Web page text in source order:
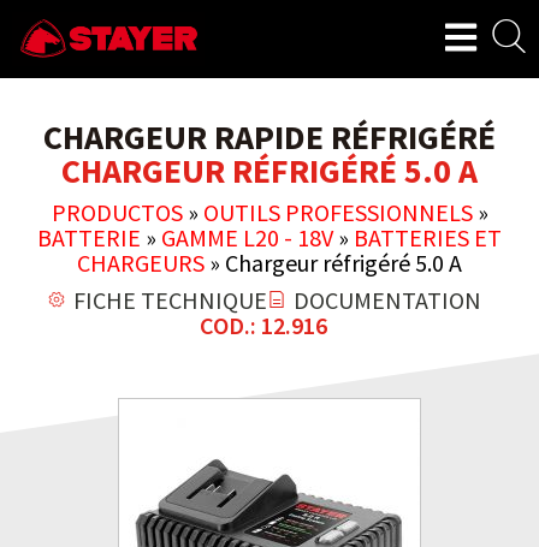
CHARGEUR RAPIDE RÉFRIGÉRÉ
CHARGEUR RÉFRIGÉRÉ 5.0 A
PRODUCTOS» OUTILS PROFESSIONNELS»
BATTERIE » GAMME L20 - 18V» BATTERIES ET
CHARGEURS » Chargeur réfrigéré 5.0 A
FICHE TECHNIQUE
DOCUMENTATION
COD.: 12.916